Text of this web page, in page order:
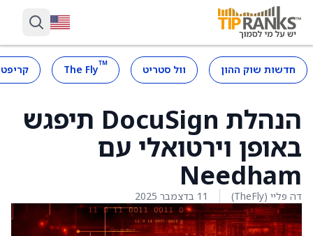
חדשות שוק ההון וול סטריט ™
The Fly
הנהלת DocuSign תיפגש
באופן וירטואלי עם
Needham
דה פליי (TheFly) 11 בדצמבר 2025